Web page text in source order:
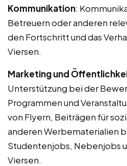
Kommunikation:
Betreuern oder anderen
den Fortschritt und das
Viersen.
Marketing und
Unterstützung bei der
Programmen und
von Flyern, Beiträgen für
anderen Werbematerialien
Studentenjobs, Nebenjobs
Viersen.